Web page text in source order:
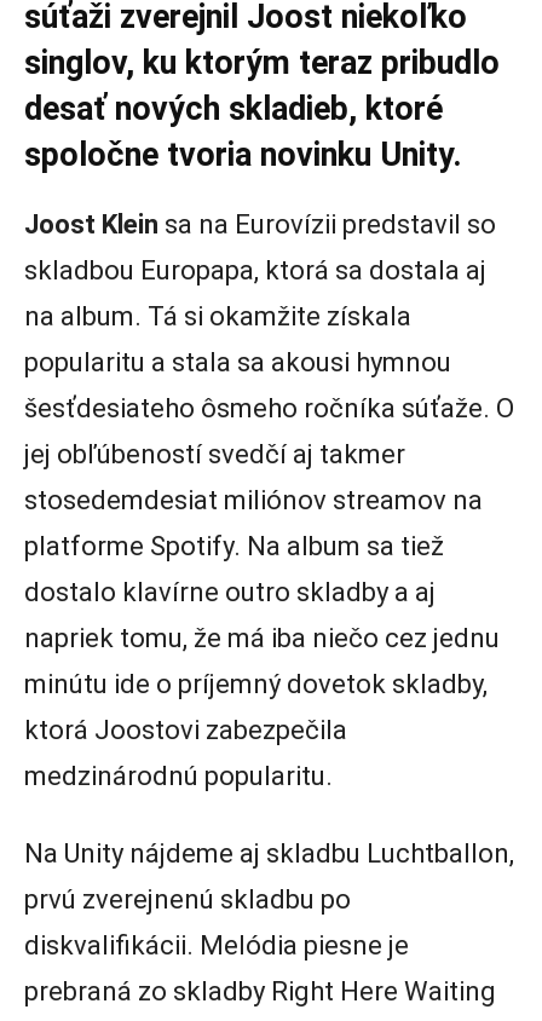
súťaži zverejnil Joost niekoľko
singlov, ku ktorým teraz pribudlo
desať nových skladieb, ktoré
spoločne tvoria novinku Unity.
Joost Klein sa na Eurovízii predstavil so
skladbou Europapa, ktorá sa dostala aj
na album. Tá si okamžite získala
popularitu a stala sa akousi hymnou
šesťdesiateho ôsmeho ročníka súťaže. O
jej obľúbeností svedčí aj takmer
stosedemdesiat miliónov streamov na
platforme Spotify. Na album sa tiež
dostalo klavírne outro skladby a aj
napriek tomu, že má iba niečo cez jednu
minútu ide o príjemný dovetok skladby,
ktorá Joostovi zabezpečila
medzinárodnú popularitu.
Na Unity nájdeme aj skladbu Luchtballon,
prvú zverejnenú skladbu po
diskvalifikácii. Melódia piesne je
prebraná zo skladby Right Here Waiting